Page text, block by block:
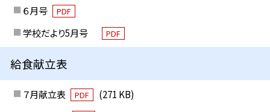
６月号
PDF
学校だより5月号 PDF
給食献立表
７月献立表 PDF
(271 KB)